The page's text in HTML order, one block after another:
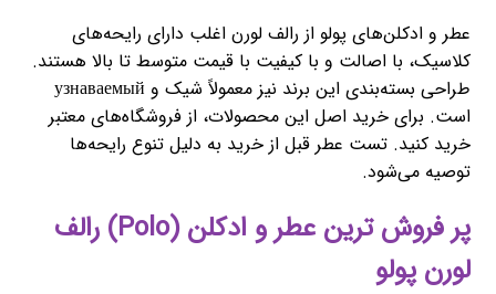
عطر و ادکلن‌های پولو از رالف لورن اغلب دارای رایحه‌های
کلاسیک، با اصالت و با کیفیت با قیمت متوسط تا بالا هستند.
طراحی بسته‌بندی این برند نیز معمولاً شیک و узнаваемый
است. برای خرید اصل این محصولات، از فروشگاه‌های معتبر
خرید کنید. تست عطر قبل از خرید به دلیل تنوع رایحه‌ها
توصیه می‌شود.
پر فروش ترین عطر و ادکلن (Polo) رالف
لورن پولو